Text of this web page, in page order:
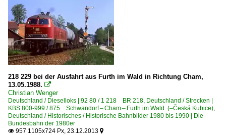
218 229 bei der Ausfahrt aus Furth im Wald in Richtung Cham,
13.05.1988. 
Christian Wenger
Deutschland / Dieselloks | 92 80 / 1 218 BR 218, Deutschland / Strecken |
KBS 800-999 / 875 Schwandorf – Cham – Furth im Wald (–Česká Kubice),
Deutschland / Historisches / Historische Bahnbilder 1980 bis 1990 | Die
Bundesbahn der 1980er
 957 1105x724 Px, 23.12.2013 